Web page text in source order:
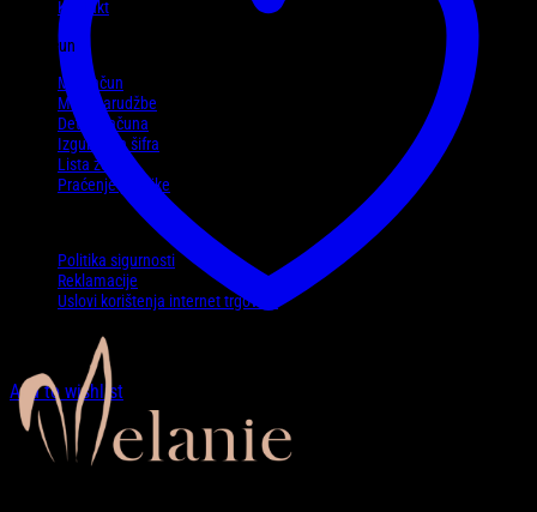
Add to wishlist
Kontakt
Moj račun
Moj račun
Moje narudžbe
Detalji računa
Izgubljena šifra
Lista želja
Praćenje pošiljke
Politika sigurnosti
Reklamacije
Uslovi korištenja internet trgovine